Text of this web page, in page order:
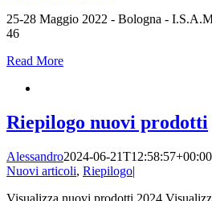
25-28 Maggio 2022 - Bologna -
46
Read More
Riepilogo nuovi prodotti
Alessandro2024-06-21T12:58:57+00:00
Nuovi articoli, Riepilogo|
Visualizza nuovi prodotti 2024